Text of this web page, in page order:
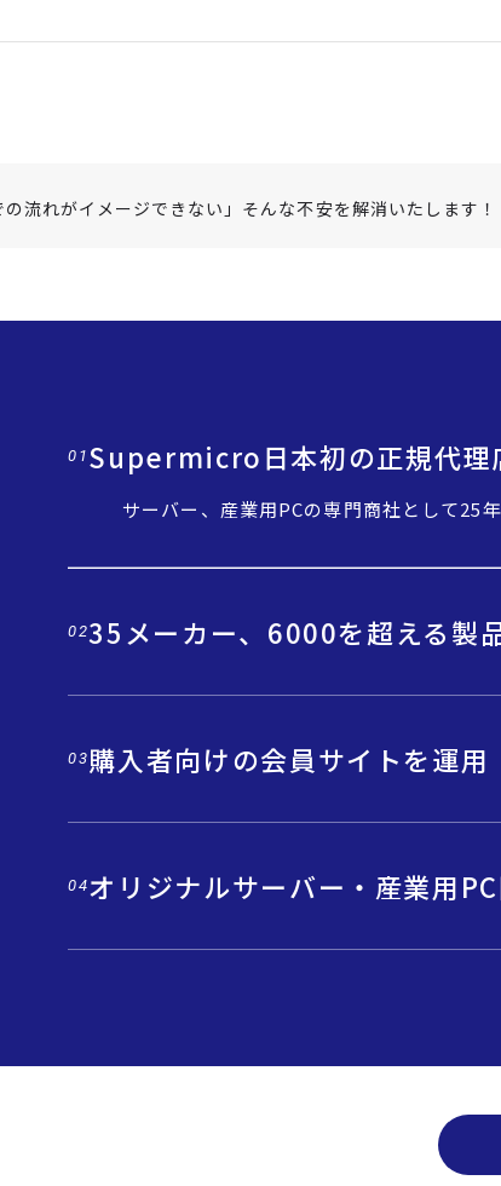
流れがイメージできない」そんな不安を解消いたします！
01 Supermicro日本初の正規代理
サーバー、産業用PCの専門商社として25
0235メーカー、6000を超える製
03 購入者向けの会員サイトを運用
04オリジナルサーバー・産業用